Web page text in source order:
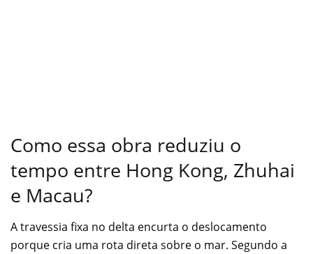
Como essa obra reduziu o
tempo entre Hong Kong, Zhuhai
e Macau?
A travessia fixa no delta encurta o deslocamento
porque cria uma rota direta sobre o mar. Segundo a